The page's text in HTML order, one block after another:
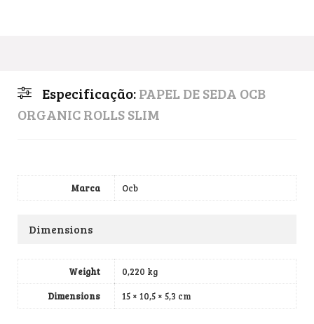
Especificação:PAPEL DE SEDA OCB
ORGANIC ROLLS SLIM
Marca Ocb
Dimensions
Weight
0,220 kg
Dimensions
15 × 10,5 × 5,3 cm